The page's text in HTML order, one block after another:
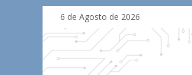
content
6 de Agosto de 2026